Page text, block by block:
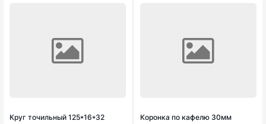
Круг точильный 125*16*32 Коронка по кафелю 30мм